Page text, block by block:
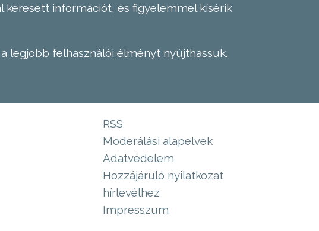
keresett információt, és figyelemmel kísérik
legjobb felhasználói élményt nyújthassuk.
RSS
Moderálási alapelvek
Adatvédelem
Hozzájáruló nyilatkozat
hírlevélhez
Impresszum